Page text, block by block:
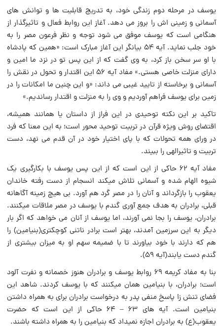
یوسف در مرحله دوم زندگى خود، به تدریج قابلیت ها و توانش هاى
آسمانى و زمینی اش را بروز می دهد. آغاز این روابط فعال و تاثیرگذار از
هنگامى است که یوسف موفق می شود توجه و نظر فرعون مصر را به
خود جلب نماید. آیه ۵۴ بیانگر این آغاز مبارک است: «همین که پادشاه
با او سر سخن باز کرد، به وى گفت که از این پس تو در نزد ما امین و
داراى منزلت خاصى هستى.» مفاد آیه ۵۶ این اقتدار و تحول در نقش را
آسمانى و برخاسته از تایید غیبى می داند: «و این چنین ما امکانات را در
زمین براى یوسف فراهم آوردیم و وى را به منزلت و اقتدار رساندیم.»
تاکید بر این نکته توحیدى در این فراز از داستان یا همانند همیشه،
اقتضاى روش ویژه قرآن در تربیت توحید محور است؛ به این معنا که فرد
در وراى همه تحولات که با پاى اختیار خود در آن قدم می نهد، دست
تربیت و تاثیرالهى را ببیند.
مفاد آیه ۶۲ حاکى از این است که از این پس یوسف با بکارگیرى یک
شیوه الهام شده و آسمانى تلاش میکند انسجام از دست رفته خاندان
یعقوب را بازگرداند و آنان را در مصر گرد هم آورد. بی هیچ زمینه آگاهانه
قبلى، برادران به هدف جمع آورى گندم با یوسف در مصر ملاقات میکنند.
برادران، یوسف را بجا نمی آورند، اما یوسف از آنان می خواهد که اگر بار
دیگر به این سرزمین آمدند، بهتر است برادر ناتنى کوچکترى(بنیامین) را
هم که دارند با خود بیاورند تا با ضمیمه سهم او به میزان بیشترى از
گندم دست یابند(آیه ۵۹).
بنا به مفاد کریمه ۶۹ روابط یوسف و برادران هنوز خصمانه و نفرت آلود
است؛ برادران، با بنیامین همان میکنند که با یوسف کردند. شاهد این
فضاى تنش زا پاسخ منفى پدر به درخواست‌ برادران براى به همراه داشتن
بنیامین است. آیه هاى ۶۳ – ۶۴ حاکى از این است که حضرت
یعقوب‌(ع) به برادران اجازه نمیداد که بنیامین را به همراه داشته باشند.